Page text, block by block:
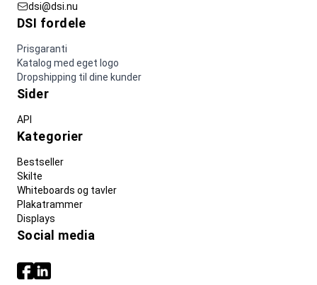
dsi@dsi.nu
DSI fordele
Prisgaranti
Katalog med eget logo
Dropshipping til dine kunder
Sider
API
Kategorier
Bestseller
Skilte
Whiteboards og tavler
Plakatrammer
Displays
Social media